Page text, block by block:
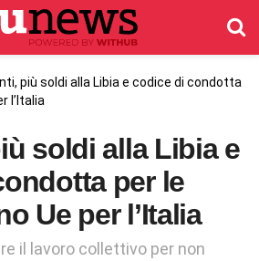
più soldi alla Libia e codice di condotta
l’Italia
soldi alla Libia e
per le
Ue per l’Italia
il lavoro collettivo per non